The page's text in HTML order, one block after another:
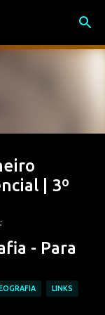
| 3º
- Para
LINKS